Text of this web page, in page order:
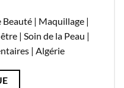
| Maquillage |
| Soin de la Peau |
| Algérie